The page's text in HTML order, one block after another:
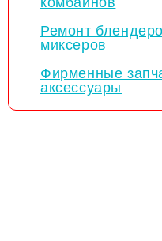
Ремонт
миксеров
Фирменные
аксессуары